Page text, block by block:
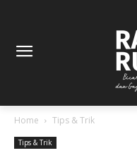
Home Tips & Trik
Tips & Trik